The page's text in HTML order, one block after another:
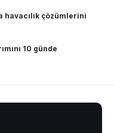
havacılık çözümlerini
10 günde